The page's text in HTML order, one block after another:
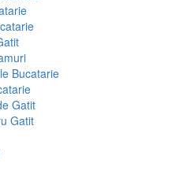
Bucatarie
Gatit
Gatit